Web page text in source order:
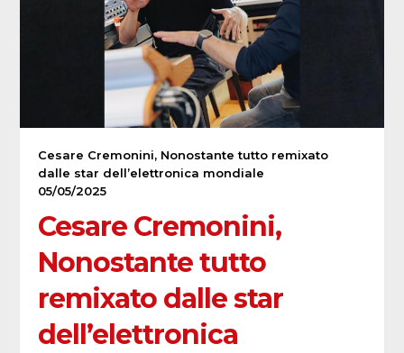
Cesare Cremonini, Nonostante tutto remixato
dalle star dell’elettronica mondiale
05/05/2025
Cesare Cremonini,
Nonostante tutto
remixato dalle star
dell’elettronica